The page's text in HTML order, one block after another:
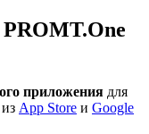
приложения для
App Store и Google